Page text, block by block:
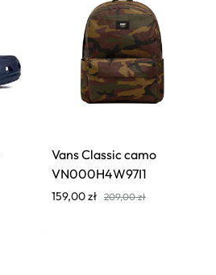
Vans Classic camo
VN000H4W97I1
159,00zł 209,00zł